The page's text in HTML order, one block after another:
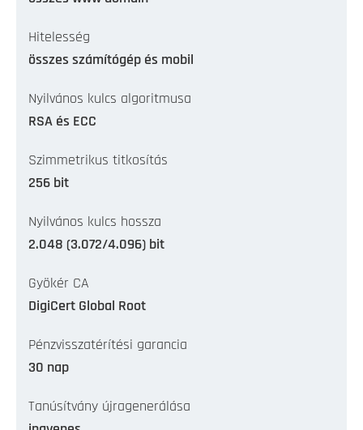
Hitelesség
összes számítógép és mobil
Nyilvános kulcs algoritmusa
RSA és ECC
Szimmetrikus titkosítás
256 bit
Nyilvános kulcs hossza
2.048 (3.072/4.096) bit
Gyökér CA
DigiCert Global Root
Pénzvisszatérítési garancia
30 nap
Tanúsítvány újragenerálása